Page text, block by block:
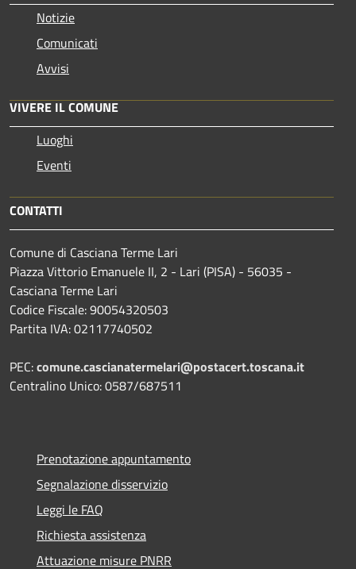
Notizie
Comunicati
Avvisi
VIVERE IL COMUNE
Luoghi
Eventi
CONTATTI
Comune di Casciana Terme Lari
Piazza Vittorio Emanuele II, 2 - Lari (PISA) - 56035 -
Casciana Terme Lari
Codice Fiscale: 90054320503
Partita IVA: 02117740502
PEC:comune.cascianatermelari@postacert.toscana.it
Centralino Unico: 0587/687511
Prenotazione appuntamento
Segnalazione disservizio
Leggi le FAQ
Richiesta assistenza
Attuazione misure PNRR